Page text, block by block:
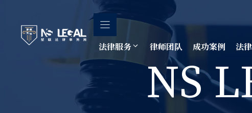
法律服务 律师团队 成功案例 法
NS